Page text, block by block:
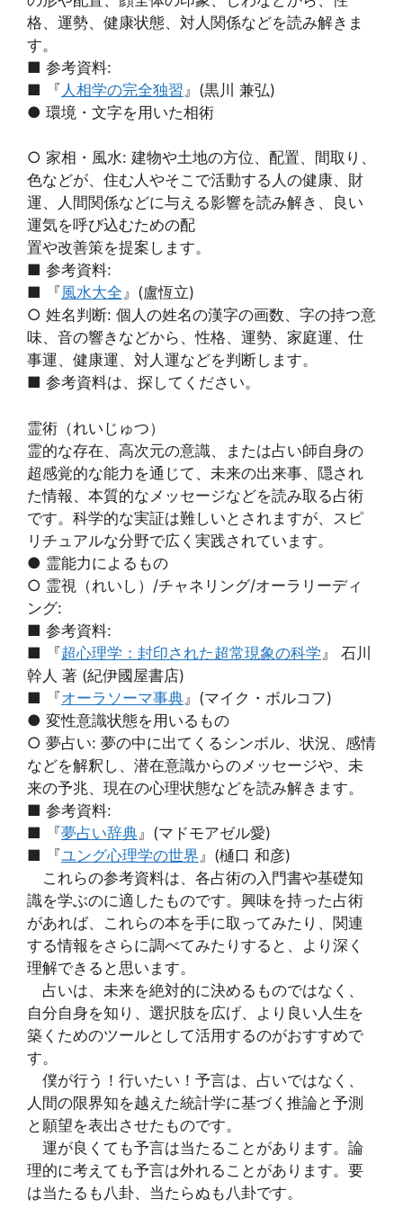
格、運勢、健康状態、対人関係などを読み解きま
す。
■ 参考資料:
■ 『 人相学の完全独習 』(黒川 兼弘)
● 環境・文字を用いた相術
○ 家相・風水: 建物や土地の方位、配置、間取り、
色などが、住む人やそこで活動する人の健康、財
運、人間関係などに与える影響を読み解き、良い
運気を呼び込むための配
置や改善策を提案します。
■ 参考資料:
■ 『風水大全』(盧恆立)
○ 姓名判断: 個人の姓名の漢字の画数、字の持つ意
味、音の響きなどから、性格、運勢、家庭運、仕
事運、健康運、対人運などを判断します。
■ 参考資料は、探してください。
霊術（れいじゅつ）
霊的な存在、高次元の意識、または占い師自身の
超感覚的な能力を通じて、未来の出来事、隠され
た情報、本質的なメッセージなどを読み取る占術
です。科学的な実証は難しいとされますが、スピ
リチュアルな分野で広く実践されています。
● 霊能力によるもの
○ 霊視（れいし）/チャネリング/オーラリーディ
ング:
■ 参考資料:
■ 『超心理学：封印された超常現象の科学 』 石川
幹人 著 (紀伊國屋書店)
■ 『オーラソーマ事典 』(マイク・ボルコフ)
● 変性意識状態を用いるもの
○ 夢占い: 夢の中に出てくるシンボル、状況、感情
などを解釈し、潜在意識からのメッセージや、未
来の予兆、現在の心理状態などを読み解きます。
■ 参考資料:
■ 『夢占い辞典 』(マドモアゼル愛)
■ 『ユング心理学の世界 』(樋口 和彦)
これらの参考資料は、各占術の入門書や基礎知
識を学ぶのに適したものです。興味を持った占術
があれば、これらの本を手に取ってみたり、関連
する情報をさらに調べてみたりすると、より深く
理解できると思います。
占いは、未来を絶対的に決めるものではなく、
自分自身を知り、選択肢を広げ、より良い人生を
築くためのツールとして活用するのがおすすめで
す。
僕が行う！行いたい！予言は、占いではなく、
人間の限界知を越えた統計学に基づく推論と予測
と願望を表出させたものです。
運が良くても予言は当たることがあります。論
理的に考えても予言は外れることがあります。要
は当たるも八卦、当たらぬも八卦です。